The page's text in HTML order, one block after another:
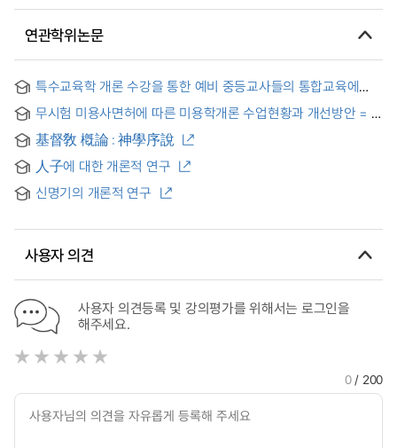
연관학위논문
특수교육학 개론 수강을 통한 예비 중등교사들의 통합교육에
Education of Preservice Secondary Education Teachers
through taking the Course of Introduction to Special
Education
무시험 미용사면허에 따른 미용학개론 수업현황과 개선방안 = A
Current State of Classes in Outlines to Cosmetology and
Improvement According to Hairstylist`s Licence without
Examination
基督敎 槪論 : 神學序說
人子에 대한 개론적 연구
신명기의 개론적 연구
사용자 의견
사용자 의견등록 및 강의평가를 위해서는 로그인을
해주세요.
0/ 200